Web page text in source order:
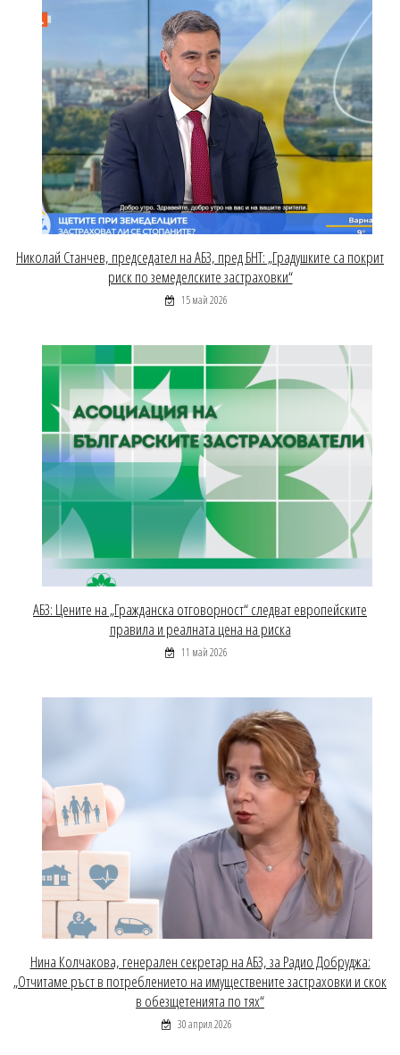
Николай Станчев, председател на АБЗ, пред БНТ: „Градушките са покрит
риск по земеделските застраховки“
15 май 2026
АБЗ: Цените на „Гражданска отговорност“ следват европейските
правила и реалната цена на риска
11 май 2026
Нина Колчакова, генерален секретар на АБЗ, за Радио Добруджа:
„Отчитаме ръст в потреблението на имуществените застраховки и скок
в обезщетенията по тях“
30 април 2026